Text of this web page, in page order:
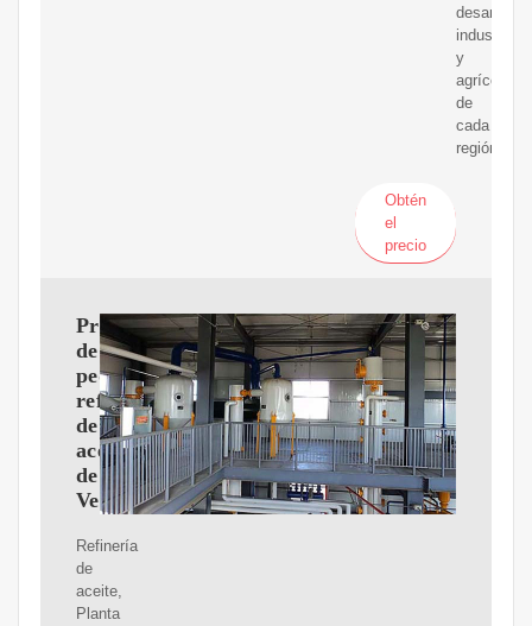
desarrollo
industrial
y
agrícola
de
cada
región.
Obtén
el
precio
Proveedores
de
pequeñas
refinerías
de
aceite
de
Venezuela
Refinería
de
aceite,
Planta